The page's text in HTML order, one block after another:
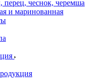
чеснок, черемша
и маринованная